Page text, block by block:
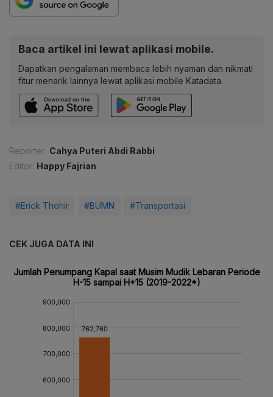
Baca artikel ini lewat aplikasi mobile.
Dapatkan pengalaman membaca lebih nyaman dan nikmati
fitur menarik lainnya lewat aplikasi mobile Katadata.
Reporter: Cahya Puteri Abdi Rabbi
Editor: Happy Fajrian
#Erick Thohir #BUMN #Transportasi
CEK JUGA DATA INI